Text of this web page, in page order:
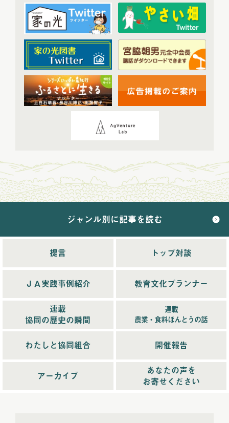
2023年12月配信(6)
2024年配信(70)
2024年1月配信
2024年2月配信(7)
2024年4月配信(6)
2024年5月配信(6)
2024年10月配信
(6)
2024年11月配信(5)
2024年12月配信(5)
(68)
2025年11月配信(6)
2025年12月配信
2025年1月配信(6)
2025年3月配信(4)
2025年5月配信(6)
2025年10月配信
ジャンル別に記事を読む
提言 トップ対談
ＪＡ実践事例紹介 教育文化プランナー
連載
協同の歴史の瞬間
連載
農業・食料ほんとうの話
わたしと協同組合 開催報告
アーカイブ
あなたの声を
お寄せください